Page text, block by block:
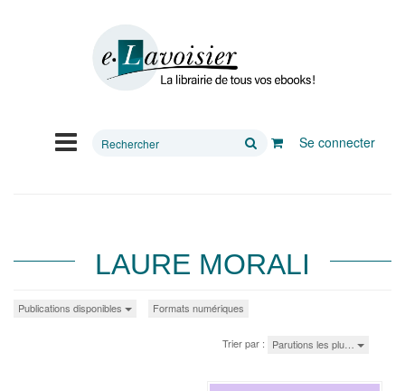
Rechercher
Se connecter
LAURE MORALI
Publications disponibles Formats numériques
Trier par : Parutions les plu…